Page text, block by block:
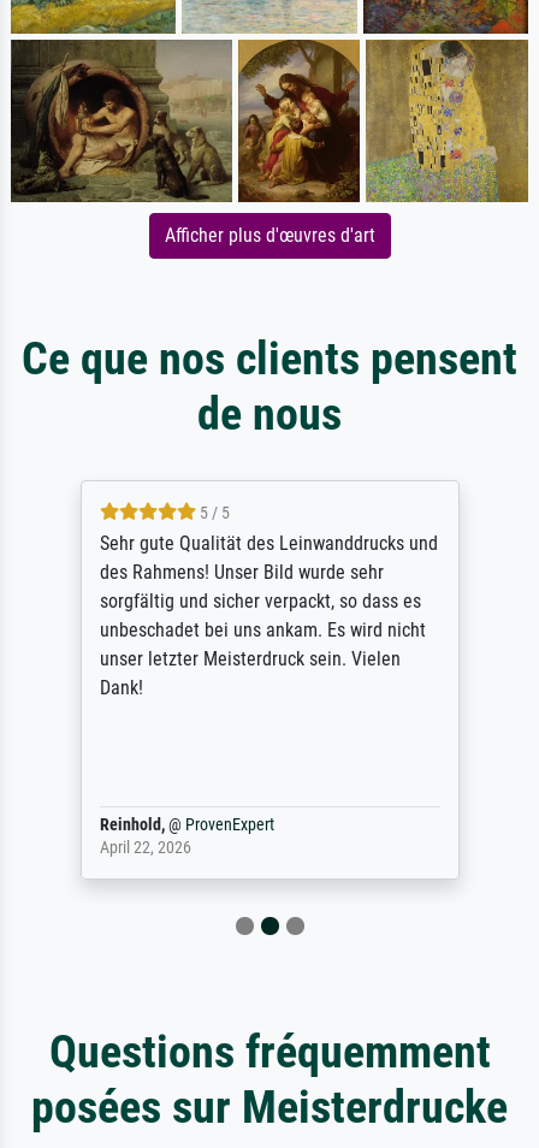
Afficher plus d'œuvres d'art
Ce que nos clients pensent
de nous
5 / 5
Sehr gute Qualität des Leinwanddrucks und
des Rahmens! Unser Bild wurde sehr
sorgfältig und sicher verpackt, so dass es
unbeschadet bei uns ankam. Es wird nicht
unser letzter Meisterdruck sein. Vielen
Dank!
Reinhold,@ ProvenExpert
April 22, 2026
Questions fréquemment
posées sur Meisterdrucke